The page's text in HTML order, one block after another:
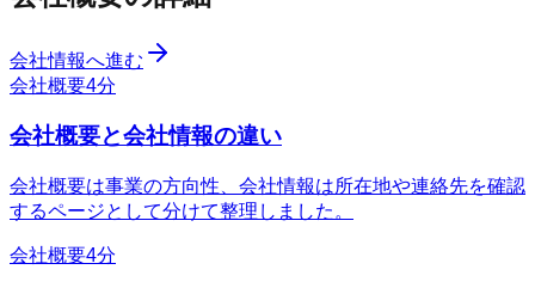
会社情報へ進む
会社概要4分
会社概要と会社情報の違い
会社概要は事業の方向性、会社情報は所在地や連絡先を確認
するページとして分けて整理しました。
会社概要4分